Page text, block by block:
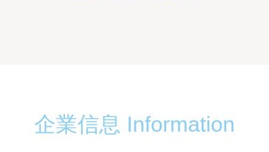
企業信息 Information